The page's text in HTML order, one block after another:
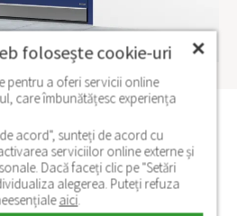
similare
folosește cookie-uri
pentru a oferi servicii online
care îmbunătățesc experiența
acord", sunteți de acord cu
serviciilor online externe și
Dacă faceți clic pe "Setări
alegerea. Puteți refuza
aici.
✕